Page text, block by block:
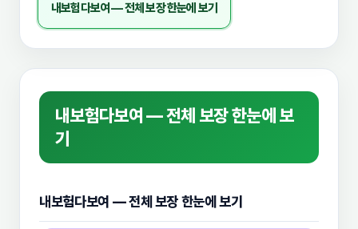
내보험다보여 — 전체 보장 한눈에 보기
내보험다보여 — 전체 보장 한눈에 보
기
내보험다보여 — 전체 보장 한눈에 보기